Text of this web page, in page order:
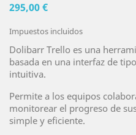
295,00 €
Impuestos incluidos
Dolibarr Trello es una
basada en una interfaz de
intuitiva.
Permite a los equipos
monitorear el progreso de
simple y eficiente.